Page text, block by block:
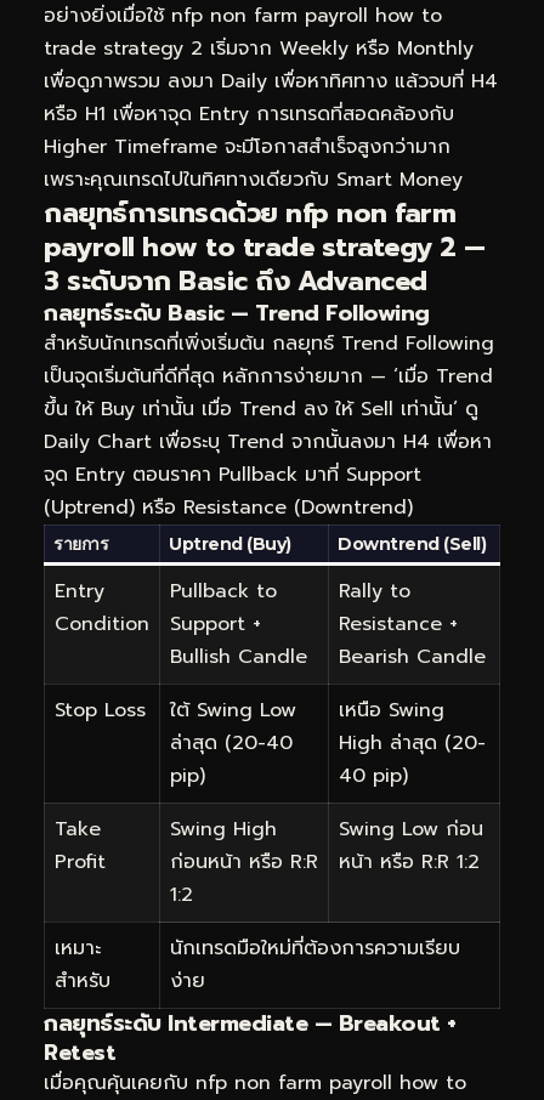
อย่างยิ่งเมื่อใช้ nfp non farm payroll how to
trade strategy 2 เริ่มจาก Weekly หรือ Monthly
เพื่อดูภาพรวม ลงมา Daily เพื่อหาทิศทาง แล้วจบที่ H4
หรือ H1 เพื่อหาจุด Entry การเทรดที่สอดคล้องกับ
Higher Timeframe จะมีโอกาสสำเร็จสูงกว่ามาก
เพราะคุณเทรดไปในทิศทางเดียวกับ Smart Money
กลยุทธ์การเทรดด้วย nfp non farm
payroll how to trade strategy 2 —
3 ระดับจาก Basic ถึง Advanced
กลยุทธ์ระดับ Basic — Trend Following
สำหรับนักเทรดที่เพิ่งเริ่มต้น กลยุทธ์ Trend Following
เป็นจุดเริ่มต้นที่ดีที่สุด หลักการง่ายมาก — ‘เมื่อ Trend
ขึ้น ให้ Buy เท่านั้น เมื่อ Trend ลง ให้ Sell เท่านั้น’ ดู
Daily Chart เพื่อระบุ Trend จากนั้นลงมา H4 เพื่อหา
จุด Entry ตอนราคา Pullback มาที่ Support
(Uptrend) หรือ Resistance (Downtrend)
รายการ Uptrend (Buy) Downtrend (Sell)
Entry
Condition
Pullback to
Support +
Bullish Candle
Rally to
Resistance +
Bearish Candle
Stop Loss
ใต้ Swing Low
ล่าสุด (20-40
pip)
เหนือ Swing
High ล่าสุด (20-
40 pip)
Take
Profit
Swing High
ก่อนหน้า หรือ R:R
1:2
Swing Low ก่อน
หน้า หรือ R:R 1:2
เหมาะ
สำหรับ
นักเทรดมือใหม่ที่ต้องการความเรียบ
ง่าย
กลยุทธ์ระดับ Intermediate — Breakout +
Retest
เมื่อคุณคุ้นเคยกับ nfp non farm payroll how to